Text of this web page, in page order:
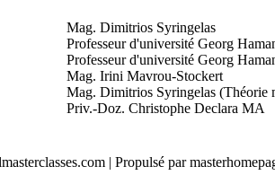
Mag. Dimitrios Syringelas
Professeur d'université Georg
Professeur d'université Georg
Mag. Irini Mavrou-Stockert
Mag. Dimitrios Syringelas (Théorie
Priv.-Doz. Christophe Declara MA
| Propulsé par